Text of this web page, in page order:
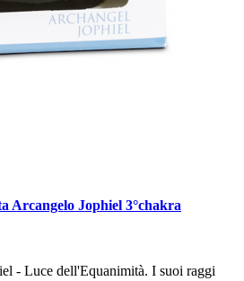
Arcangelo Jophiel 3°chakra
- Luce dell'Equanimità. I suoi raggi